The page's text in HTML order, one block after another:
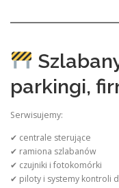
parkingi,
Serwisujemy:
✔ centrale sterujące
✔ ramiona szlabanów
✔ czujniki i fotokomórki
✔ piloty i systemy kontroli